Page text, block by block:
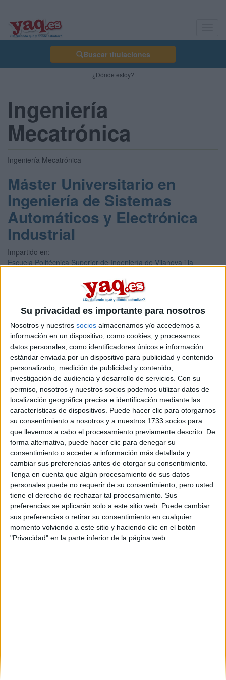
Su privacidad es importante para nosotros
Nosotros y nuestros socios almacenamos y/o accedemos a
información en un dispositivo, como cookies, y procesamos
datos personales, como identificadores únicos e información
estándar enviada por un dispositivo para publicidad y contenido
personalizado, medición de publicidad y contenido,
investigación de audiencia y desarrollo de servicios. Con su
permiso, nosotros y nuestros socios podemos utilizar datos de
localización geográfica precisa e identificación mediante las
características de dispositivos. Puede hacer clic para otorgarnos
su consentimiento a nosotros y a nuestros 1733 socios para
que llevemos a cabo el procesamiento previamente descrito. De
forma alternativa, puede hacer clic para denegar su
consentimiento o acceder a información más detallada y
cambiar sus preferencias antes de otorgar su consentimiento.
Tenga en cuenta que algún procesamiento de sus datos
personales puede no requerir de su consentimiento, pero usted
tiene el derecho de rechazar tal procesamiento. Sus
preferencias se aplicarán solo a este sitio web. Puede cambiar
sus preferencias o retirar su consentimiento en cualquier
momento volviendo a este sitio y haciendo clic en el botón
"Privacidad" en la parte inferior de la página web.
Buscar titulaciones
¿Dónde estoy?
Ingeniería
Mecatrónica
Ingeniería Mecatrónica
Máster Universitario en
Ingeniería de Sistemas
Automáticos y Electrónica
Industrial
Impartido en:
Escuela Politécnica Superior de Ingeniería de Vilanova i la
1.5 años
Créditos ECTS:
90
Coste primer año:
2490 €
Máster Universitario en
Visión por Computador y
Robótica
Impartido en:
Escuela Politécnica Superior
Duración:
2.0 años
Créditos ECTS:
120
Máster Universitario en
Mecatrónica por la